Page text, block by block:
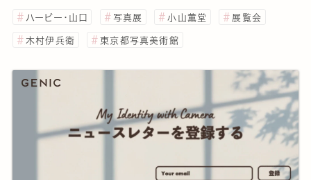
ハービー・山口 写真展 小山薫堂 展覧会
木村伊兵衛 東京都写真美術館